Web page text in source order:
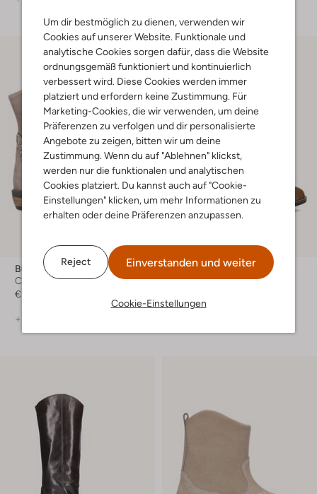
Um dir bestmöglich zu dienen, verwenden wir
Cookies auf unserer Website. Funktionale und
analytische Cookies sorgen dafür, dass die Website
ordnungsgemäß funktioniert und kontinuierlich
verbessert wird. Diese Cookies werden immer
platziert und erfordern keine Zustimmung. Für
Marketing-Cookies, die wir verwenden, um deine
Präferenzen zu verfolgen und dir personalisierte
Angebote zu zeigen, bitten wir um deine
Zustimmung. Wenn du auf "Ablehnen" klickst,
werden nur die funktionalen und analytischen
Cookies platziert. Du kannst auch auf "Cookie-
Einstellungen" klicken, um mehr Informationen zu
erhalten oder deine Präferenzen anzupassen.
Reject Einverstanden und weiter
Cookie-Einstellungen
Bunniesjr
Cowboystiefel
€ 99,99
+ mehr farben
Omoda
Cowboystiefel